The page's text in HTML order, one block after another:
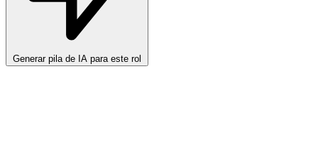
Generar pila de IA para este rol